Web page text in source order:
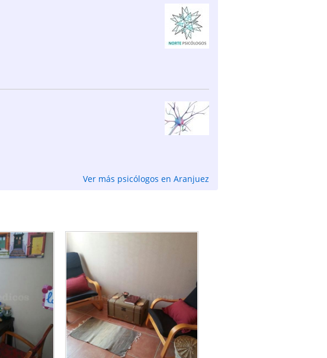
Ver más psicólogos en Aranjuez